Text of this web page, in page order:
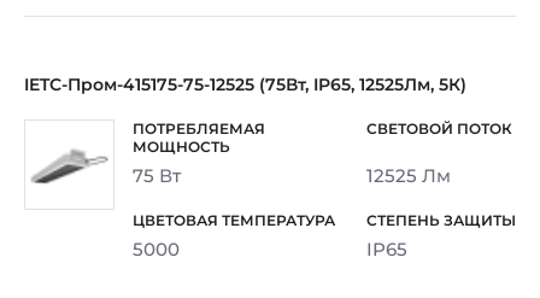
IETC-Пром-415175-75-12525 (75Вт, IP65, 12525Лм, 5К)
75 Вт 12525 Лм
5000 IP65